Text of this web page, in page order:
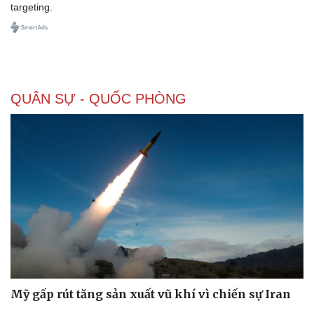
Doanh nghiệp 24h
Doanh nhân
Tin Công nghệ
Trải nghiệm
targeting.
QUÂN SỰ - QUỐC PHÒNG
Mỹ gấp rút tăng sản xuất vũ khí vì chiến sự Iran